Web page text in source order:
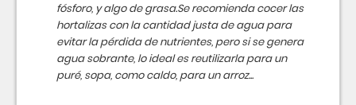
fósforo, y algo de grasa.Se recomienda cocer las
hortalizas con la cantidad justa de agua para
evitar la pérdida de nutrientes, pero si se genera
agua sobrante, lo ideal es reutilizarla para un
puré, sopa, como caldo, para un arroz...